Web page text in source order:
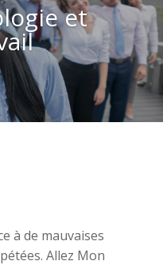
et
à de mauvaises
Allez Mon